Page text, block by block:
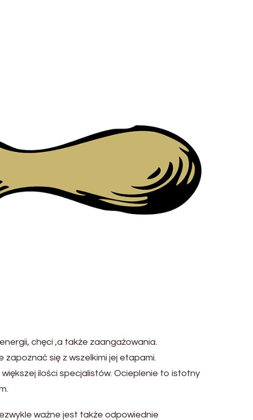
chęci ,a także zaangażowania.
się z wszelkimi jej etapami.
ilości specjalistów. Ocieplenie to istotny
ważne jest także odpowiednie